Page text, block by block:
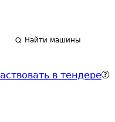
Найти машины
в тендере